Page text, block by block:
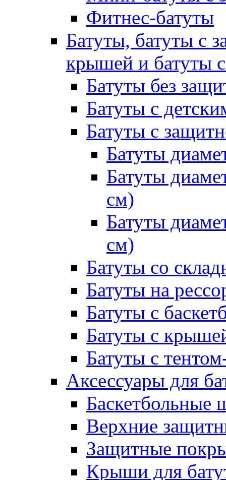
Фитнес-батуты
Батуты, батуты с
крышей и батуты
Батуты без
Батуты с
Батуты с
Батуты
Батуты
см)
Батуты
см)
Батуты со
Батуты на
Батуты с
Батуты с
Батуты с
Аксессуары для
Баскетбольные
Верхние
Защитные
Крыши для